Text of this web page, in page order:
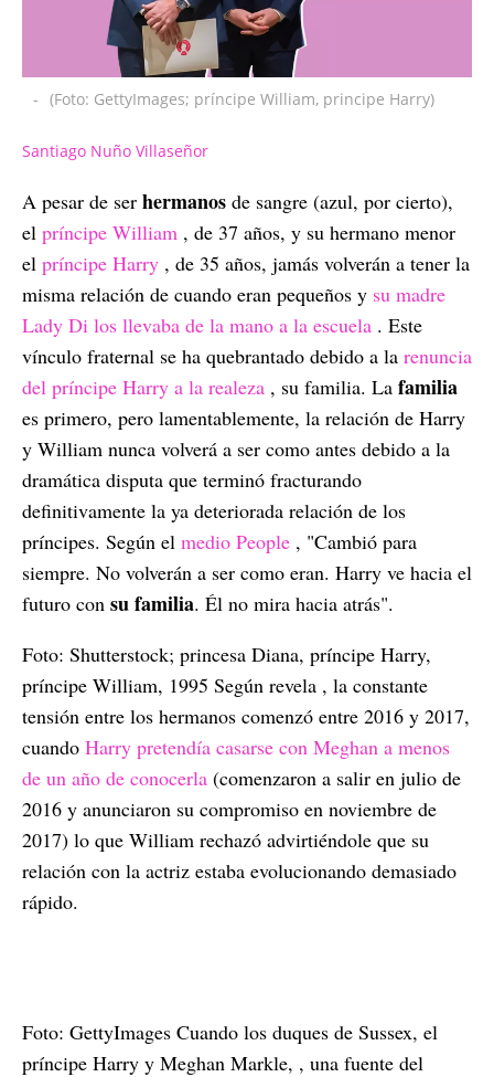
- (Foto: GettyImages; príncipe William, principe Harry)
Santiago Nuño Villaseñor
A pesar de ser hermanos de sangre (azul, por cierto),
el príncipe William , de 37 años, y su hermano menor
el príncipe Harry , de 35 años, jamás volverán a tener la
misma relación de cuando eran pequeños y su madre
Lady Di los llevaba de la mano a la escuela . Este
vínculo fraternal se ha quebrantado debido a la renuncia
del príncipe Harry a la realeza , su familia. La familia
es primero, pero lamentablemente, la relación de Harry
y William nunca volverá a ser como antes debido a la
dramática disputa que terminó fracturando
definitivamente la ya deteriorada relación de los
príncipes. Según el medio People , "Cambió para
siempre. No volverán a ser como eran. Harry ve hacia el
futuro con su familia. Él no mira hacia atrás".
Foto: Shutterstock; princesa Diana, príncipe Harry,
príncipe William, 1995 Según revela , la constante
tensión entre los hermanos comenzó entre 2016 y 2017,
cuando Harry pretendía casarse con Meghan a menos
de un año de conocerla (comenzaron a salir en julio de
2016 y anunciaron su compromiso en noviembre de
2017) lo que William rechazó advirtiéndole que su
relación con la actriz estaba evolucionando demasiado
rápido.
Foto: GettyImages Cuando los duques de Sussex, el
príncipe Harry y Meghan Markle, , una fuente del